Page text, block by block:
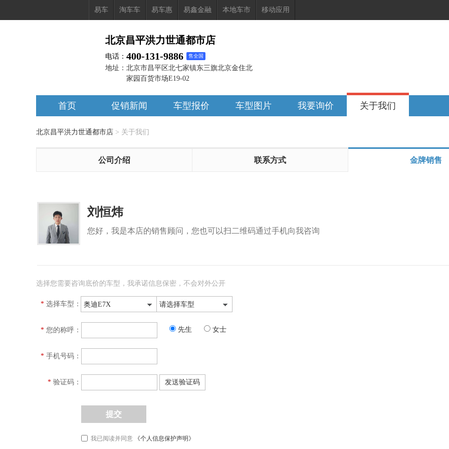
易车 淘车车 易车惠 易鑫金融 本地车市 移动应用
北京昌平洪力世通都市店
电话： 400-131-9886 售全国
地址： 北京市昌平区北七家镇东三旗北京金住北
家园百货市场E19-02
首页 促销新闻 车型报价 车型图片 我要询价 关于我们
北京昌平洪力世通都市店 > 关于我们
公司介绍 联系方式 金牌销售
刘恒炜
您好，我是本店的销售顾问，您也可以扫二维码通过手机向我咨询
选择您需要咨询底价的车型，我承诺信息保密，不会对外公开
* 选择车型： 奥迪E7X 请选择车型
* 您的称呼： 先生 女士
* 手机号码：
* 验证码： 发送验证码
提交
我已阅读并同意 《个人信息保护声明》